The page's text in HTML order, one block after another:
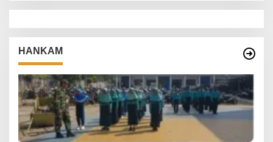
HANKAM